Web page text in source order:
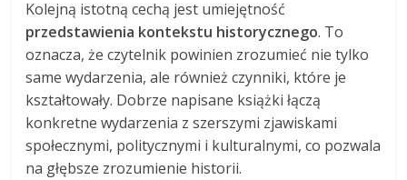
Kolejną istotną cechą jest umiejętność
przedstawienia kontekstu historycznego. To
oznacza, że czytelnik powinien zrozumieć nie tylko
same wydarzenia, ale również czynniki, które je
kształtowały. Dobrze napisane książki łączą
konkretne wydarzenia z szerszymi zjawiskami
społecznymi, politycznymi i kulturalnymi, co pozwala
na głębsze zrozumienie historii.